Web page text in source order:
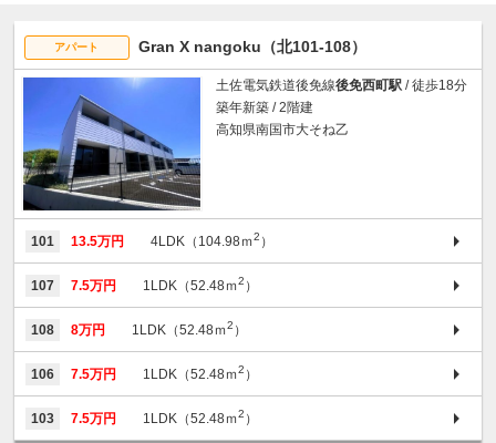
アパート Gran X nangoku（北101-108）
土佐電気鉄道後免線後免西町駅 / 徒歩18分
築年新築 / 2階建
高知県南国市大そね乙
101 13.5万円 4LDK（104.98ｍ2 ）
107 7.5万円 1LDK（52.48ｍ2 ）
108 8万円 1LDK（52.48ｍ2 ）
106 7.5万円 1LDK（52.48ｍ2 ）
103 7.5万円 1LDK（52.48ｍ2 ）